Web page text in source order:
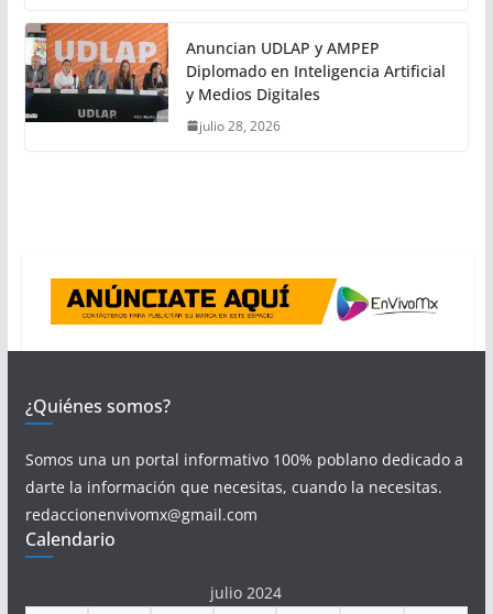
Anuncian UDLAP y AMPEP
Diplomado en Inteligencia Artificial
y Medios Digitales
julio 28, 2026
¿Quiénes somos?
Somos una un portal informativo 100% poblano dedicado a
darte la información que necesitas, cuando la necesitas.
redaccionenvivomx@gmail.com
Calendario
julio 2024